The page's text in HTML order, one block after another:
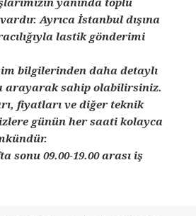
Ayrıca İstanbul dışına
lastik gönderimi
bilgilerinden daha detaylı
arayarak sahip olabilirsiniz.
fiyatları ve diğer teknik
günün her saati kolayca
sonu 09.00-19.00 arası iş